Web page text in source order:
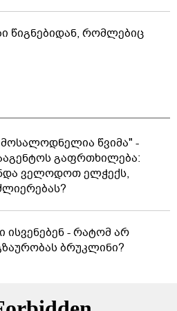
წიგნებიდან, რომლებიც
წვიმა" -
გაფრთხილება:
ველოდოთ ელჭექს,
ისვენებენ - რატომ არ
ბრუკლინი?